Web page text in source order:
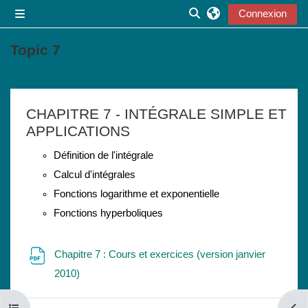
Activer/désactiver la
Connexion
Topic 7
CHAPITRE 7 - INTÉGRALE SIMPLE ET
APPLICATIONS
Définition de l'intégrale
Calcul d'intégrales
Fonctions logarithme et exponentielle
Fonctions hyperboliques
Chapitre 7 : Cours et exercices (version janvier
2010)